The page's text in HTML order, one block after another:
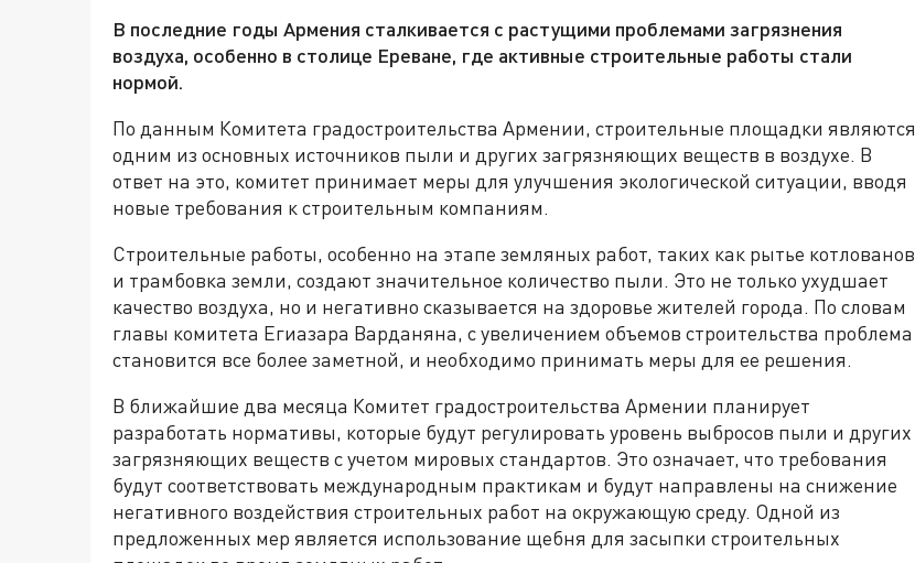
В последние годы Армения сталкивается с растущими проблемами загрязнения
воздуха, особенно в столице Ереване, где активные строительные работы стали
нормой.
По данным Комитета градостроительства Армении, строительные площадки являются
одним из основных источников пыли и других загрязняющих веществ в воздухе. В
ответ на это, комитет принимает меры для улучшения экологической ситуации, вводя
новые требования к строительным компаниям.
Строительные работы, особенно на этапе земляных работ, таких как рытье котлованов
и трамбовка земли, создают значительное количество пыли. Это не только ухудшает
качество воздуха, но и негативно сказывается на здоровье жителей города. По словам
главы комитета Егиазара Варданяна, с увеличением объемов строительства проблема
становится все более заметной, и необходимо принимать меры для ее решения.
В ближайшие два месяца Комитет градостроительства Армении планирует
разработать нормативы, которые будут регулировать уровень выбросов пыли и других
загрязняющих веществ с учетом мировых стандартов. Это означает, что требования
будут соответствовать международным практикам и будут направлены на снижение
негативного воздействия строительных работ на окружающую среду. Одной из
предложенных мер является использование щебня для засыпки строительных